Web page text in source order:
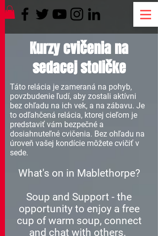
Kurzy cvičenia na
sedacej stoličke
Táto relácia je zameraná na pohyb,
povzbudenie ľudí, aby zostali aktívni
bez ohľadu na ich vek, a na zábavu. Je
to odľahčená relácia, ktorej cieľom je
predstaviť vám bezpečné a
dosiahnuteľné cvičenia. Bez ohľadu na
úroveň vašej kondície môžete cvičiť v
sede.
What's on in Mablethorpe?
​Soup and Support - the
opportunity to enjoy a free
cup of warm soup, connect
and chat with others.